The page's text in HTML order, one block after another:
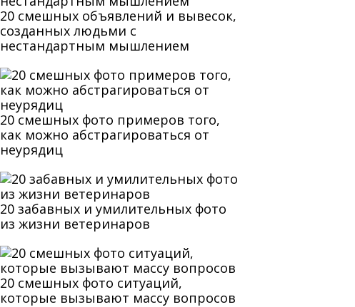
20 смешных объявлений и вывесок,
созданных людьми с
нестандартным мышлением
20 смешных фото примеров того,
как можно абстрагироваться от
неурядиц
20 забавных и умилительных фото
из жизни ветеринаров
20 смешных фото ситуаций,
которые вызывают массу вопросов